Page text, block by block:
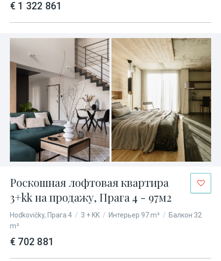
€ 1 322 861
Роскошная лофтовая квартира
3+kk на продажу, Прага 4 - 97м2
Hodkovičky, Прага 4 / 3 + KK / Интерьер 97 m² / Балкон 32
m²
€ 702 881